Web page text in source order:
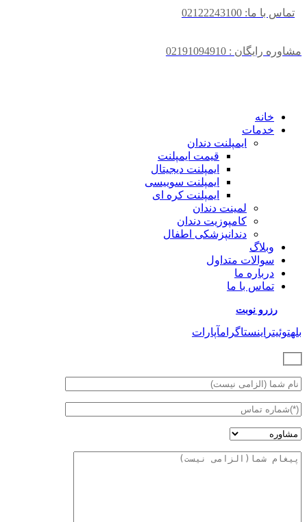
تماس با ما: 02122243100
مشاوره رایگان : 02191094910
خانه
خدمات
ایمپلنت دندان
قیمت ایمپلنت
ایمپلنت دیجیتال
ایمپلنت سوییسی
ایمپلنت کره ای
لمینت دندان
کامپوزیت دندان
دندانپزشکی اطفال
وبلاگ
سوالات متداول
درباره ما
تماس با ما
رزرو نوبت
بلهتوئیتر اینستاگرامآپارات